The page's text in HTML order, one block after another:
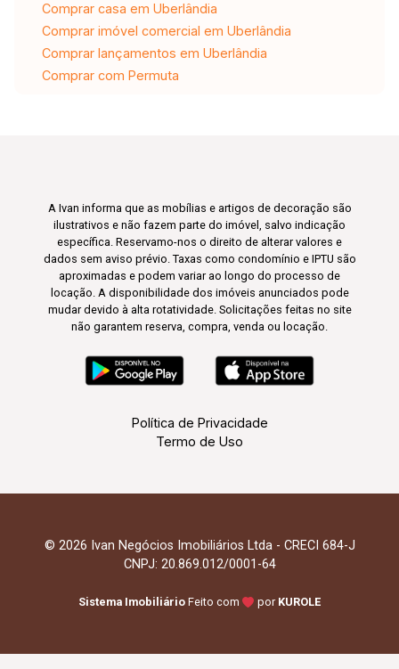
Comprar casa em Uberlândia
Comprar imóvel comercial em Uberlândia
Comprar lançamentos em Uberlândia
Comprar com Permuta
A Ivan informa que as mobílias e artigos de decoração são
ilustrativos e não fazem parte do imóvel, salvo indicação
específica. Reservamo-nos o direito de alterar valores e
dados sem aviso prévio. Taxas como condomínio e IPTU são
aproximadas e podem variar ao longo do processo de
locação. A disponibilidade dos imóveis anunciados pode
mudar devido à alta rotatividade. Solicitações feitas no site
não garantem reserva, compra, venda ou locação.
Política de Privacidade
Termo de Uso
© 2026 Ivan Negócios Imobiliários Ltda - CRECI 684-J
CNPJ: 20.869.012/0001-64
Sistema Imobiliário Feito com por KUROLE